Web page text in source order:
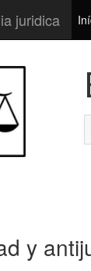
juridica
y